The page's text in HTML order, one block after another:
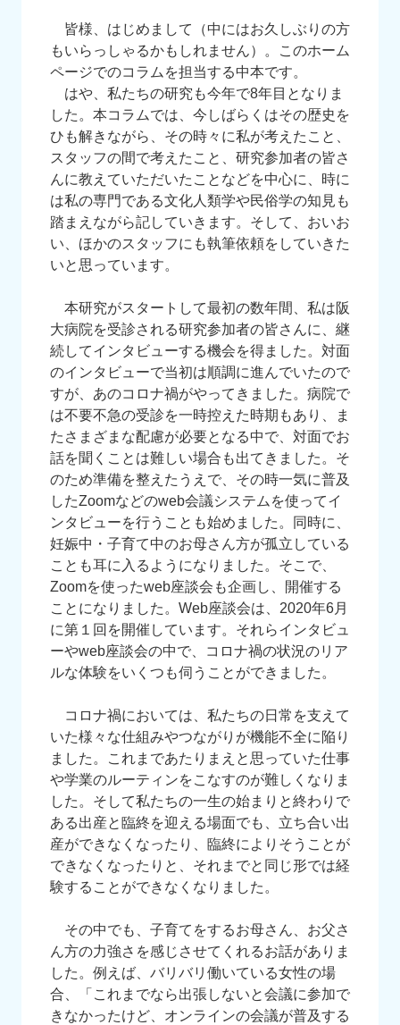
皆様、はじめまして（中にはお久しぶりの方
もいらっしゃるかもしれません）。このホーム
ページでのコラムを担当する中本です。
はや、私たちの研究も今年で8年目となりま
した。本コラムでは、今しばらくはその歴史を
ひも解きながら、その時々に私が考えたこと、
スタッフの間で考えたこと、研究参加者の皆さ
んに教えていただいたことなどを中心に、時に
は私の専門である文化人類学や民俗学の知見も
踏まえながら記していきます。そして、おいお
い、ほかのスタッフにも執筆依頼をしていきた
いと思っています。
本研究がスタートして最初の数年間、私は阪
大病院を受診される研究参加者の皆さんに、継
続してインタビューする機会を得ました。対面
のインタビューで当初は順調に進んでいたので
すが、あのコロナ禍がやってきました。病院で
は不要不急の受診を一時控えた時期もあり、ま
たさまざまな配慮が必要となる中で、対面でお
話を聞くことは難しい場合も出てきました。そ
のため準備を整えたうえで、その時一気に普及
したZoomなどのweb会議システムを使ってイ
ンタビューを行うことも始めました。同時に、
妊娠中・子育て中のお母さん方が孤立している
ことも耳に入るようになりました。そこで、
Zoomを使ったweb座談会も企画し、開催する
ことになりました。Web座談会は、2020年6月
に第１回を開催しています。それらインタビュ
ーやweb座談会の中で、コロナ禍の状況のリア
ルな体験をいくつも伺うことができました。
コロナ禍においては、私たちの日常を支えて
いた様々な仕組みやつながりが機能不全に陥り
ました。これまであたりまえと思っていた仕事
や学業のルーティンをこなすのが難しくなりま
した。そして私たちの一生の始まりと終わりで
ある出産と臨終を迎える場面でも、立ち合い出
産ができなくなったり、臨終によりそうことが
できなくなったりと、それまでと同じ形では経
験することができなくなりました。
その中でも、子育てをするお母さん、お父さ
ん方の力強さを感じさせてくれるお話がありま
した。例えば、バリバリ働いている女性の場
合、「これまでなら出張しないと会議に参加で
きなかったけど、オンラインの会議が普及する